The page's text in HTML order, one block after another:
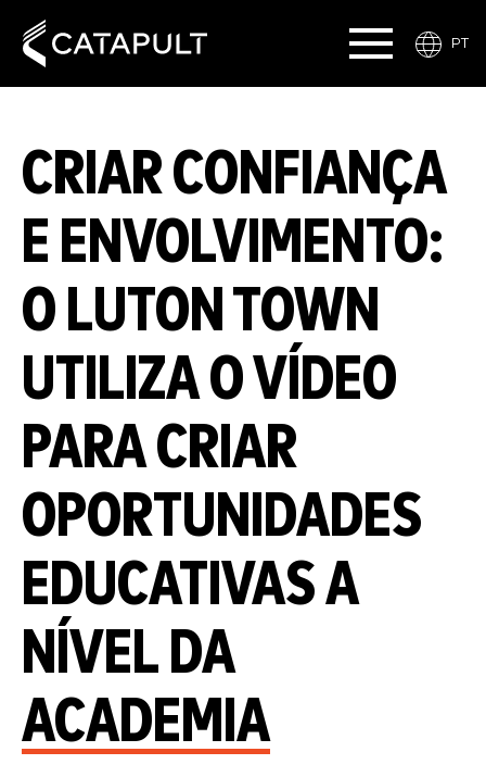
PT
CRIAR CONFIANÇA
E ENVOLVIMENTO:
O LUTON TOWN
UTILIZA O VÍDEO
PARA CRIAR
OPORTUNIDADES
EDUCATIVAS A
NÍVEL DA
ACADEMIA